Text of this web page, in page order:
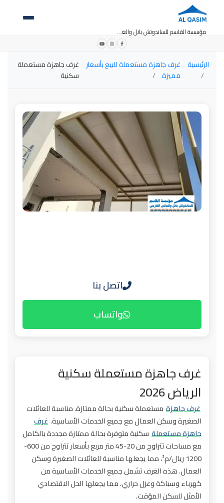
مؤسسة القاسم للساندوتش بانل والغرف الجاهزة
الرئيسية غرف جاهزة مستعملة للبيع بأسعار
مميزة
غرف جاهزة مستعملة
سكنية
اتصل بنا
واتساب
غرف جاهزة مستعملة سكنية
الرياض 2026
غرف جاهزة مستعملة سكنية بحالة ممتازة. مناسبة للعائلات
الصغيرة وسكن العمال مع جميع الخدمات الأساسية.غرف
جاهزة مستعملة سكنية متوفرة بحالة ممتازة مجددة بالكامل
مع مساحات تتراوح من 20-45 متر مربع بأسعار تتراوح من 600-
1200 ريال/م²، مما يجعلها مناسبة للعائلات الصغيرة وسكن
العمال. هذه الغرف تشمل جميع الخدمات الأساسية من
كهرباء وسباكة وعزل حراري، مما يجعلها الحل الاقتصادي
الأمثل للسكن المؤقت.